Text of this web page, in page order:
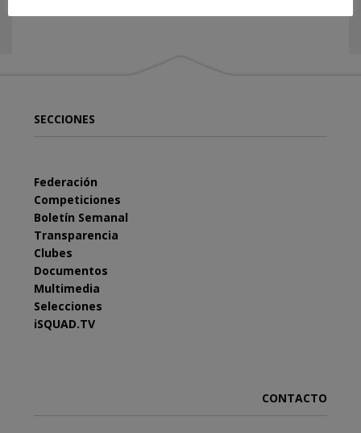
SECCIONES
Federación
Competiciones
Boletín Semanal
Transparencia
Clubes
Documentos
Multimedia
Selecciones
iSQUAD.TV
CONTACTO